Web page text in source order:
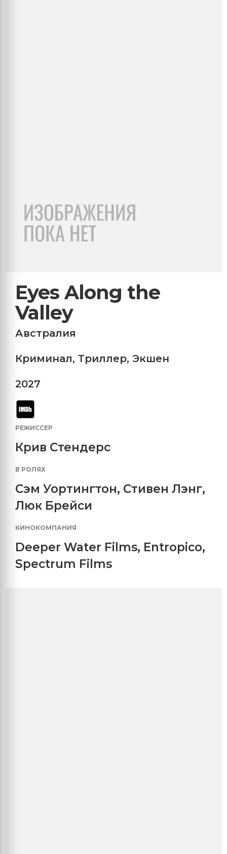
Eyes Along the
Valley
Австралия
Криминал, Триллер, Экшен
2027
РЕЖИССЕР
Крив Стендерс
В РОЛЯХ
Сэм Уортингтон, Стивен Лэнг,
Люк Брейси
КИНОКОМПАНИЯ
Deeper Water Films, Entropico,
Spectrum Films